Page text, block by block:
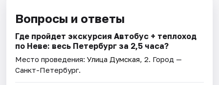
Вопросы и ответы
Где пройдет экскурсия Автобус + теплоход
по Неве: весь Петербург за 2,5 часа?
Место проведения:Улица Думская, 2. Город —
Санкт-Петербург.